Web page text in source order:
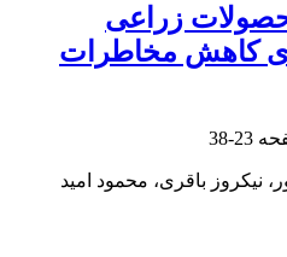
زراعی
کاهش مخاطرات
23-38
نیکروز باقری، محمود امید